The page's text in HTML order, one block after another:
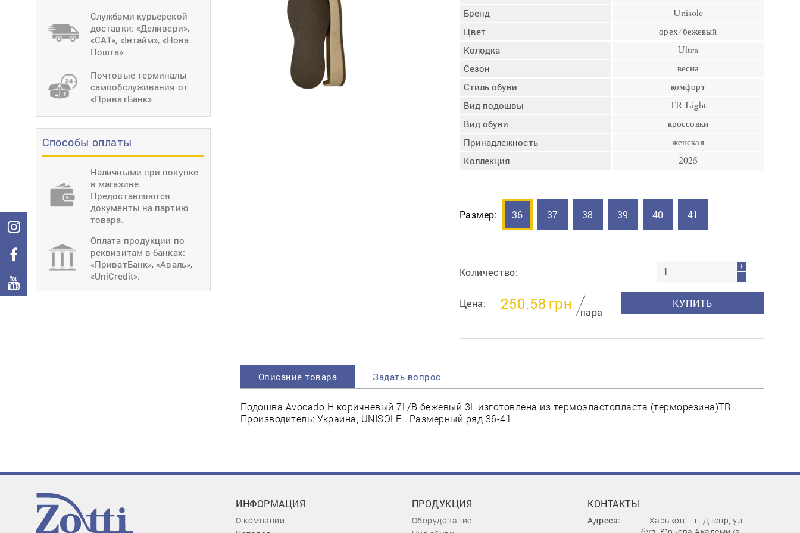
оборудование
Загибка деталей
пресс
Иглы
Службами курьерской
доставки: «Деливери»,
«САТ», «Інтайм», «Нова
Пошта»
Почтовые терминалы
самообслуживания от
«ПриватБанк»
Способы оплаты
Наличными при покупке
в магазине.
Предоставляются
документы на партию
товара.
Оплата продукции по
реквизитам в банках:
«ПриватБанк», «Аваль»,
«UniCredit».
Бренд Unisole
Цвет орех/бежевый
Колодка Ultra
Сезон весна
Стиль обуви комфорт
Вид подошвы TR-Light
Вид обуви кроссовки
Принадлежность женская
Коллекция 2025
Размер: 36 37 38 39 40 41
Количество:
+
—
Цена: 250.58грн пара
КУПИТЬ
Описание товара Задать вопрос
Подошва Avocado Н коричневый 7L/В бежевый 3L изготовлена из термоэластопласта (терморезина)TR .
Производитель: Украина, UNISOLE . Размерный ряд 36-41
ИНФОРМАЦИЯ
О компании
ПРОДУКЦИЯ
Оборудование
КОНТАКТЫ
Адреса:
г. Харьков:
г. Днепр, ул.